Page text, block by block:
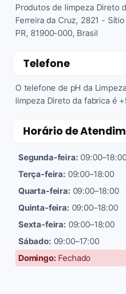
Produtos de limpeza Direto
Ferreira da Cruz, 2821 -
PR, 81900-000, Brasil
Telefone
O telefone de pH da
limpeza Direto da fabrica é
Horário de
Segunda-feira:
Terça-feira: 09:00–18:00
Quarta-feira: 09:00–18:00
Quinta-feira: 09:00–18:00
Sexta-feira: 09:00–18:00
Sábado: 09:00–17:00
Domingo: Fechado